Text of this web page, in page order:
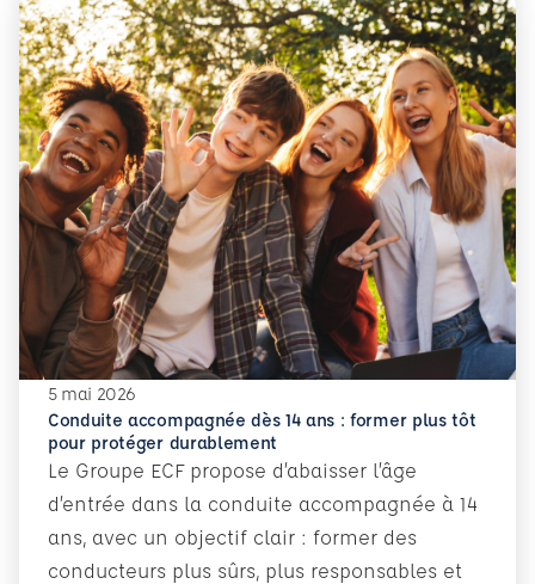
5 mai 2026
Conduite accompagnée dès 14 ans : former plus tôt
pour protéger durablement
Le Groupe ECF propose d’abaisser l’âge
d’entrée dans la conduite accompagnée à 14
ans, avec un objectif clair : former des
conducteurs plus sûrs, plus responsables et